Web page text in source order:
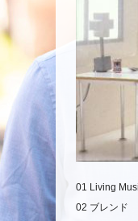
01 Living
02 ブレンド